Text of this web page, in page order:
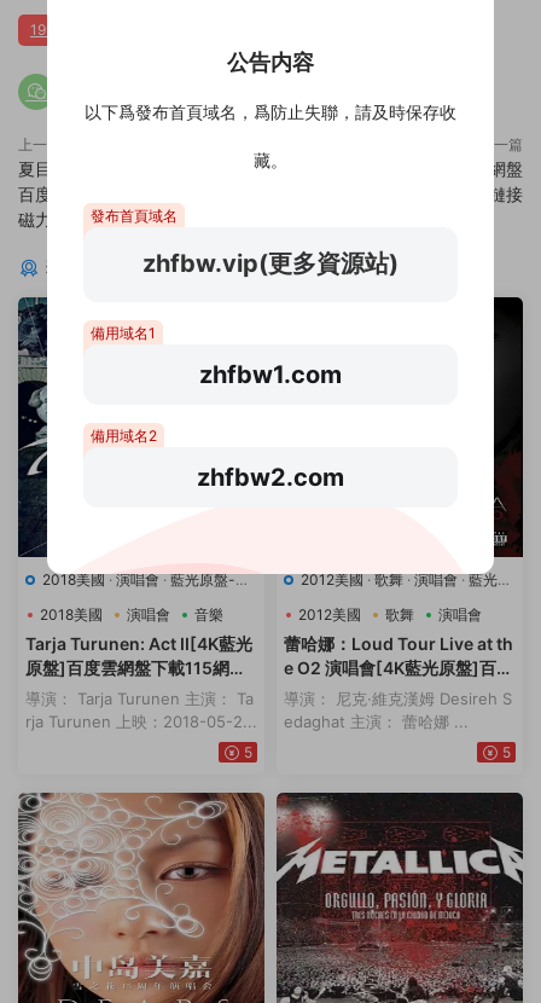
1991日本
上一篇
夏目友人帳 第六季[4K藍光原盤]
百度雲網盤下載115網盤迅雷下載
磁力鏈接
下一篇
泡泡浴[4K藍光原盤]百度雲網盤
下載115網盤迅雷下載磁力鏈接
猜你喜歡
2018美國·演唱會·藍光原盤-演
2018美國 演唱會 音樂
Tarja Turunen: Act II[4K藍光
原盤]百度雲網盤下載115網盤
迅雷下載磁力鏈接
導演： Tarja Turunen 主演： Ta
rja Turunen 上映：2018-05-2...
5
2012美國·歌舞·演唱會·藍光原
2012美國 歌舞 演唱會
蕾哈娜：Loud Tour Live at th
e O2 演唱會[4K藍光原盤]百度
雲網盤下載115網盤迅雷下載磁
力鏈接
導演： 尼克·維克漢姆 Desireh S
edaghat 主演： 蕾哈娜 ...
5
公告内容
以下爲發布首頁域名，爲防止失聯，請及時保存收
藏。
發布首頁域名
zhfbw.vip(更多資源站)
備用域名1
zhfbw1.com
備用域名2
zhfbw2.com